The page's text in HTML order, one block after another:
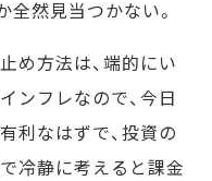
全然見当つかない。
め方法は、端的にい
ンフレなので、今日
利なはずで、投資の
冷静に考えると課金